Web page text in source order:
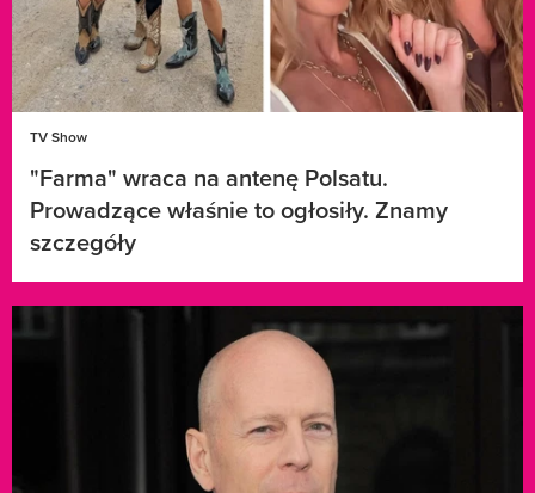
TV Show
"Farma" wraca na antenę Polsatu.
Prowadzące właśnie to ogłosiły. Znamy
szczegóły